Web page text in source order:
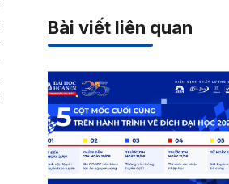
Bài viết liên quan